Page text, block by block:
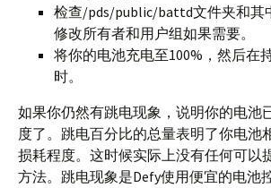
检查/pds/public/battd文件夹和其
修改所有者和用户组如果需要。
将你的电池充电至100%，然后在
时。
如果你仍然有跳电现象，说明你的电池
度了。跳电百分比的总量表明了你电池
损耗程度。这时候实际上没有任何可以
方法。跳电现象是Defy使用便宜的电池